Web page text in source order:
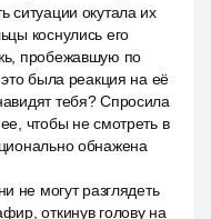
ситуации окутала их
коснулись его
пробежавшую по
была реакция на её
тебя? Спросила
чтобы не смотреть в
обнажена
не могут разглядеть
откинув голову на